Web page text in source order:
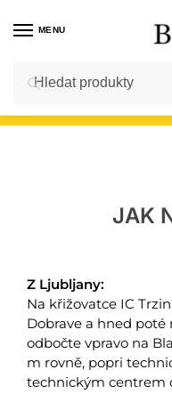
MENU
Vstup
JAK
Z Ljubljany:
Na křižovatce IC
Dobrave a hned
odbočte vpravo na
m rovně, popri
technickým centrem